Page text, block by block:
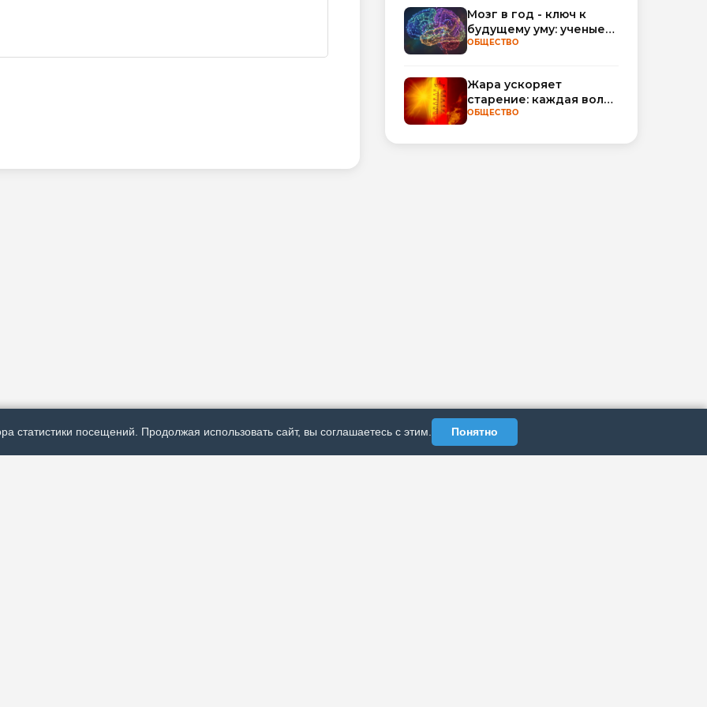
Мозг в год - ключ к
будущему уму: ученые
научились
ОБЩЕСТВО
Жара ускоряет
старение: каждая волна
тепла добавляет
биологического
ОБЩЕСТВО
статистики посещений. Продолжая использовать сайт, вы соглашаетесь с этим. Понятно